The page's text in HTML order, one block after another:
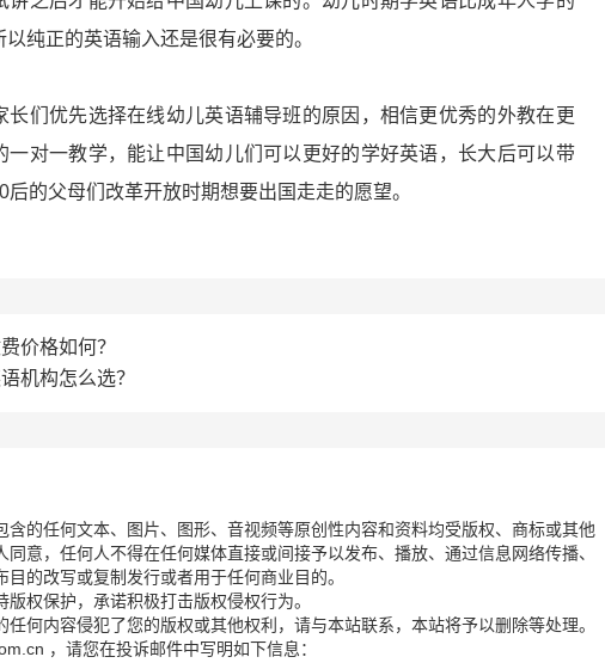
纯正的英语输入还是很有必要的。
长们优先选择在线幼儿英语辅导班的原因，相信更优秀的外教在更
一对一教学，能让中国幼儿们可以更好的学好英语，长大后可以带
的父母们改革开放时期想要出国走走的愿望。
价格如何？
机构怎么选？
含的任何文本、图片、图形、音视频等原创性内容和资料均受版权、商标或其他
意，任何人不得在任何媒体直接或间接予以发布、播放、通过信息网络传播、
的改写或复制发行或者用于任何商业目的。
版权保护，承诺积极打击版权侵权行为。
何内容侵犯了您的版权或其他权利，请与本站联系，本站将予以删除等处理。
，请您在投诉邮件中写明如下信息：